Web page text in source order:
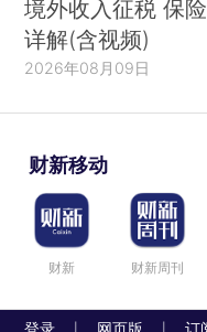
境外收入征税 保
详解(含视频)
2026年08月09日
财新移动
财新 财新周刊
登录 网页版 订